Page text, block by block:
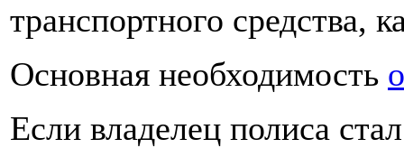
транспортного средства,
Основная необходимость
Если владелец полиса